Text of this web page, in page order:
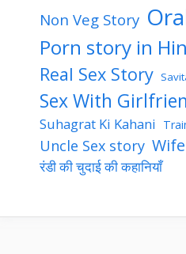
Non Veg Story
Porn story in
Real Sex Story
Sex With
Suhagrat Ki Kahani
Uncle Sex story
रंडी की चुदाई की कहानियाँ